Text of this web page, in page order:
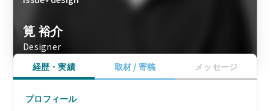
筧 裕介
Designer
経歴・実績
取材 / 寄稿 メッセージ
プロフィール